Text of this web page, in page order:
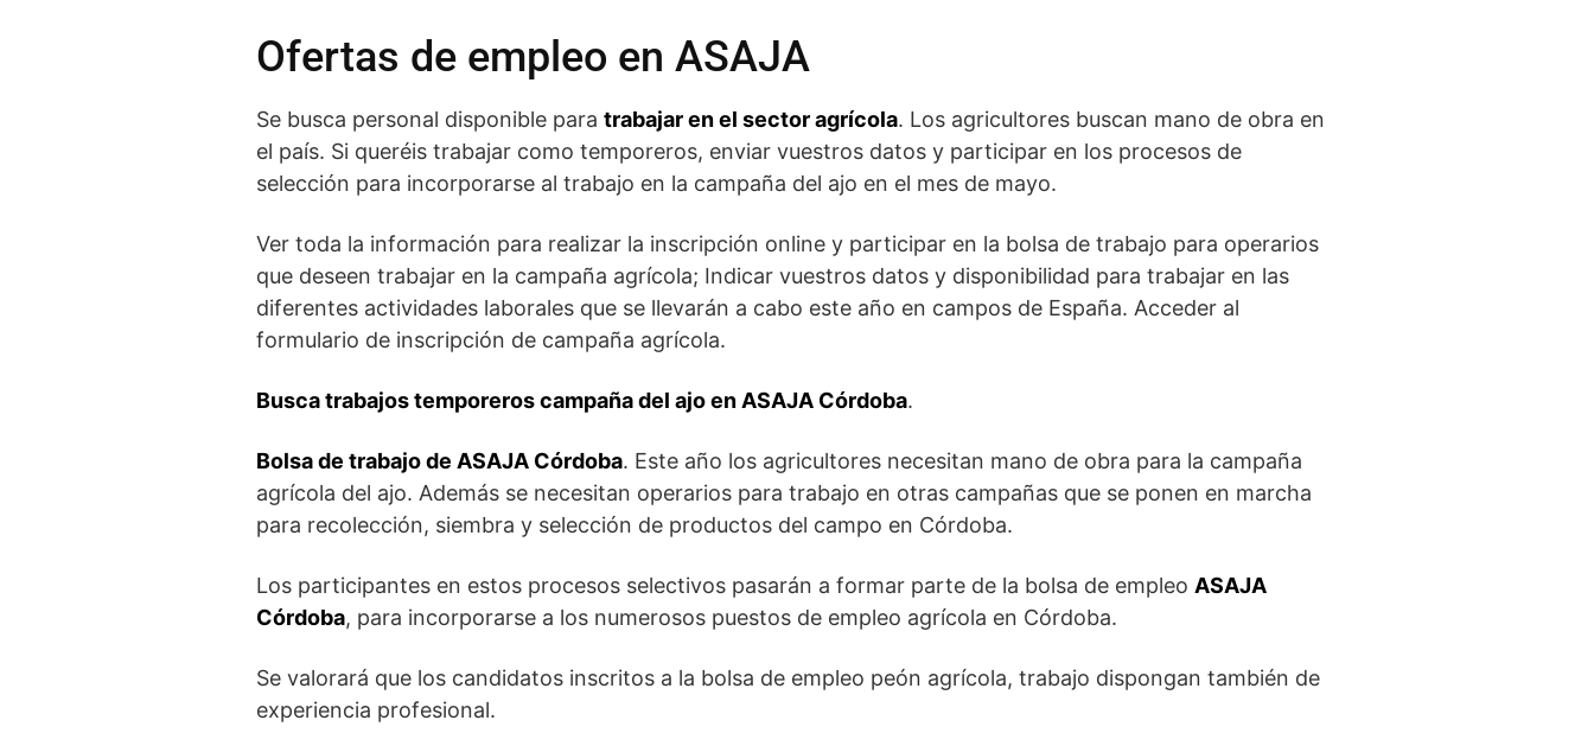
Ofertas de empleo en ASAJA
Se busca personal disponible para trabajar en el sector agrícola. Los agricultores buscan mano de obra en
el país. Si queréis trabajar como temporeros, enviar vuestros datos y participar en los procesos de
selección para incorporarse al trabajo en la campaña del ajo en el mes de mayo.
Ver toda la información para realizar la inscripción online y participar en la bolsa de trabajo para operarios
que deseen trabajar en la campaña agrícola; Indicar vuestros datos y disponibilidad para trabajar en las
diferentes actividades laborales que se llevarán a cabo este año en campos de España. Acceder al
formulario de inscripción de campaña agrícola.
Busca trabajos temporeros campaña del ajo en ASAJA Córdoba.
Bolsa de trabajo de ASAJA Córdoba. Este año los agricultores necesitan mano de obra para la campaña
agrícola del ajo. Además se necesitan operarios para trabajo en otras campañas que se ponen en marcha
para recolección, siembra y selección de productos del campo en Córdoba.
Los participantes en estos procesos selectivos pasarán a formar parte de la bolsa de empleo ASAJA
Córdoba, para incorporarse a los numerosos puestos de empleo agrícola en Córdoba.
Se valorará que los candidatos inscritos a la bolsa de empleo peón agrícola, trabajo dispongan también de
experiencia profesional.